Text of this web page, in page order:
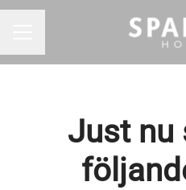
Just nu